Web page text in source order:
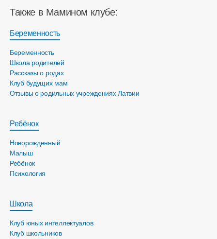
Также в Мамином клубе:
Беременность
Беременность
Школа родителей
Рассказы о родах
Клуб будущих мам
Отзывы о родильных учреждениях Латвии
Ребёнок
Новорожденный
Малыш
Ребёнок
Психология
Школа
Клуб юных интеллектуалов
Клуб школьников